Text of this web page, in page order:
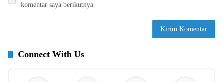
komentar saya berikutnya.
Connect With Us